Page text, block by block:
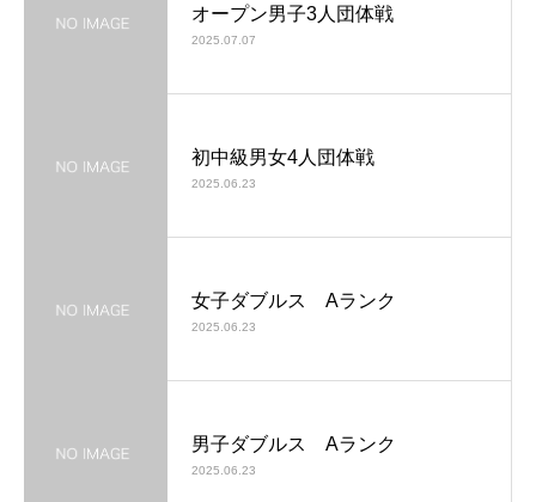
オープン男子3人団体戦
2025.07.07
初中級男女4人団体戦
2025.06.23
女子ダブルス Aランク
2025.06.23
男子ダブルス Aランク
2025.06.23